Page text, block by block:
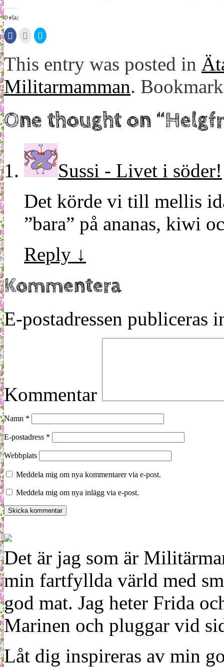
Dela:
Klicka
för
på
Facebook
(Öppnas
ett
nytt
fönster)
Klicka
för
detta
till
en
(Öppnas
ett
Klicka
för
Twitter
(Öppnas
nytt
fönster)
This entry was posted in
Militarmamman.
One thought on “
Sussi - Livet i söder!
Det körde vi till mellis
”bara” på ananas, kiwi
Reply ↓
Kommentera
E-postadressen publiceras
Kommentar
Namn *
E-postadress *
Webbplats
Meddela mig om nya kommentarer via e-post.
Meddela mig om nya inlägg via e-post.
Det är jag som är
min fartfyllda värld med
god mat. Jag heter Frida
Marinen och pluggar vid
Låt dig inspireras av min